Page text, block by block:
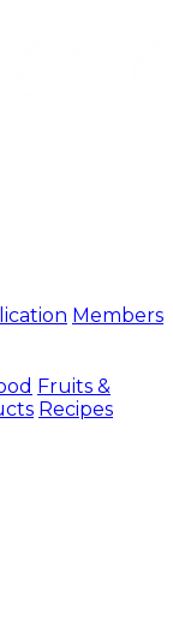
Members
Fruits &
Recipes